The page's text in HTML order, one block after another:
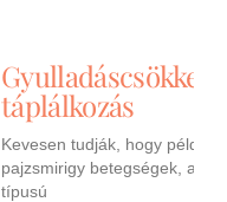
Gyulladáscsökkentő
táplálkozás
Kevesen tudják, hogy például a
pajzsmirigy betegségek, a 2-es
típusú